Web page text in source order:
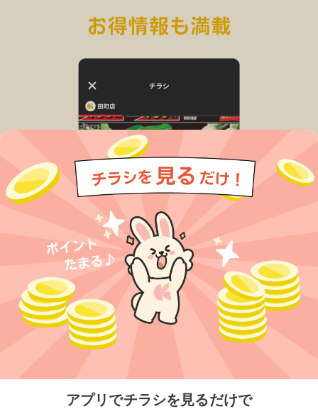
アプリでチラシを見るだけで